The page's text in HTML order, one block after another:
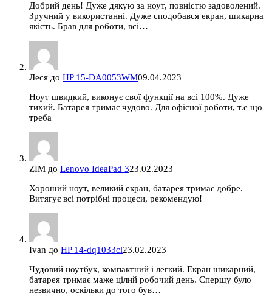
Добрий день! Дуже дякую за ноут, повністю задоволений.
Зручний у використанні. Дуже сподобався екран, шикарна
якість. Брав для роботи, всі…
Леся до HP 15-DA0053WM09.04.2023
Ноут швидкий, виконує свої функції на всі 100%. Дуже
тихий. Батарея тримає чудово. Для офісної роботи, т.е що
треба
ZIM до Lenovo IdeaPad 323.02.2023
Хороший ноут, великий екран, батарея тримає добре.
Витягує всі потрібні процеси, рекомендую!
Ivan до HP 14-dq1033cl23.02.2023
Чудовий ноутбук, компактний і легкий. Екран шикарний,
батарея тримає маже цілий робочий день. Спершу було
незвично, оскільки до того був…